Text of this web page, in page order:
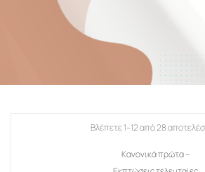
Βλέπετε 1–12 από 28
Κανονικά πρώτα –